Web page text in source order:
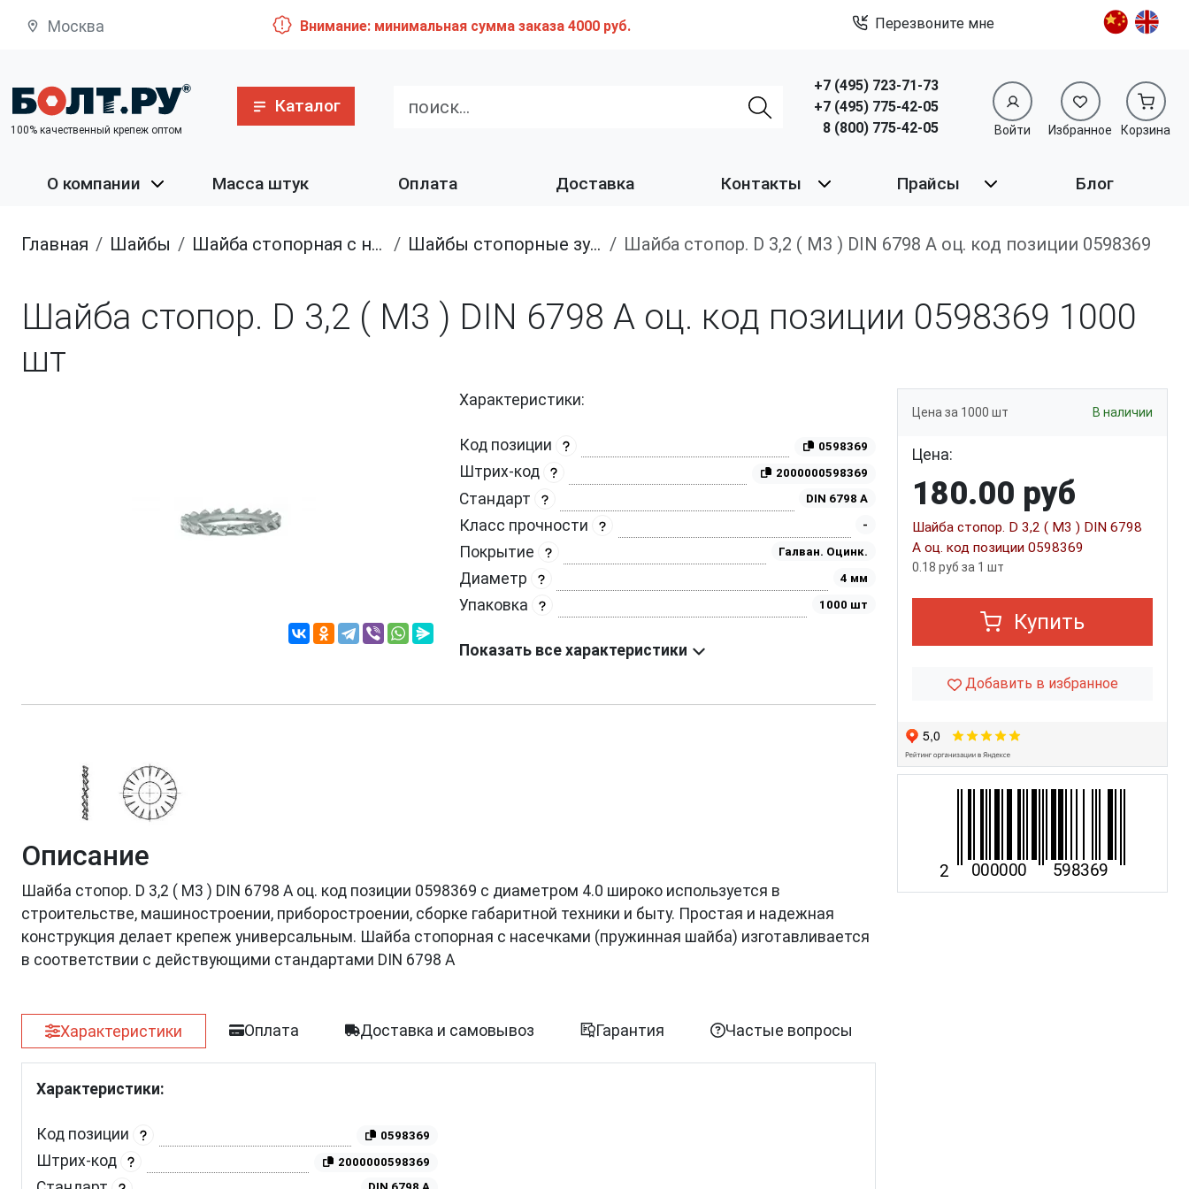
Москва Внимание: минимальная сумма заказа 4000 руб. Перезвоните мне
100% качественный крепеж оптом
Каталог
+7 (495) 723-71-73
+7 (495) 775-42-05
8 (800) 775-42-05
Войти Избранное Корзина
О компании Масса штук Оплата Доставка Контакты Прайсы Блог
Главная шайбы Шайба стопорная с насечками (пружинная шайба) шайбы стопорные зубчатые Шайба стопор. D 3,2 ( M3 ) DIN 6798 А оц. код позиции 0598369
Шайба стопор. D 3,2 ( M3 ) DIN 6798 А оц. код позиции 0598369 1000
шт
Характеристики:
Код позиции 0598369
Штрих-код 2000000598369
Стандарт DIN 6798 A
Класс прочности -
Покрытие Галван. Оцинк.
Диаметр 4 мм
Упаковка 1000 шт
Показать все характеристики
Описание
Шайба стопор. D 3,2 ( M3 ) DIN 6798 А оц. код позиции 0598369 с диаметром 4.0 широко используется в
строительстве, машиностроении, приборостроении, сборке габаритной техники и быту. Простая и надежная
конструкция делает крепеж универсальным. Шайба стопорная с насечками (пружинная шайба) изготавливается
в соответствии с действующими стандартами DIN 6798 A
Характеристики Оплата Доставка и самовывоз Гарантия Частые вопросы
Характеристики:
Код позиции 0598369
Штрих-код 2000000598369
Цена за 1000 шт В наличии
Цена:
180.00 руб
Шайба стопор. D 3,2 ( M3 ) DIN 6798
А оц. код позиции 0598369
0.18 руб за 1 шт
Купить
Добавить в избранное